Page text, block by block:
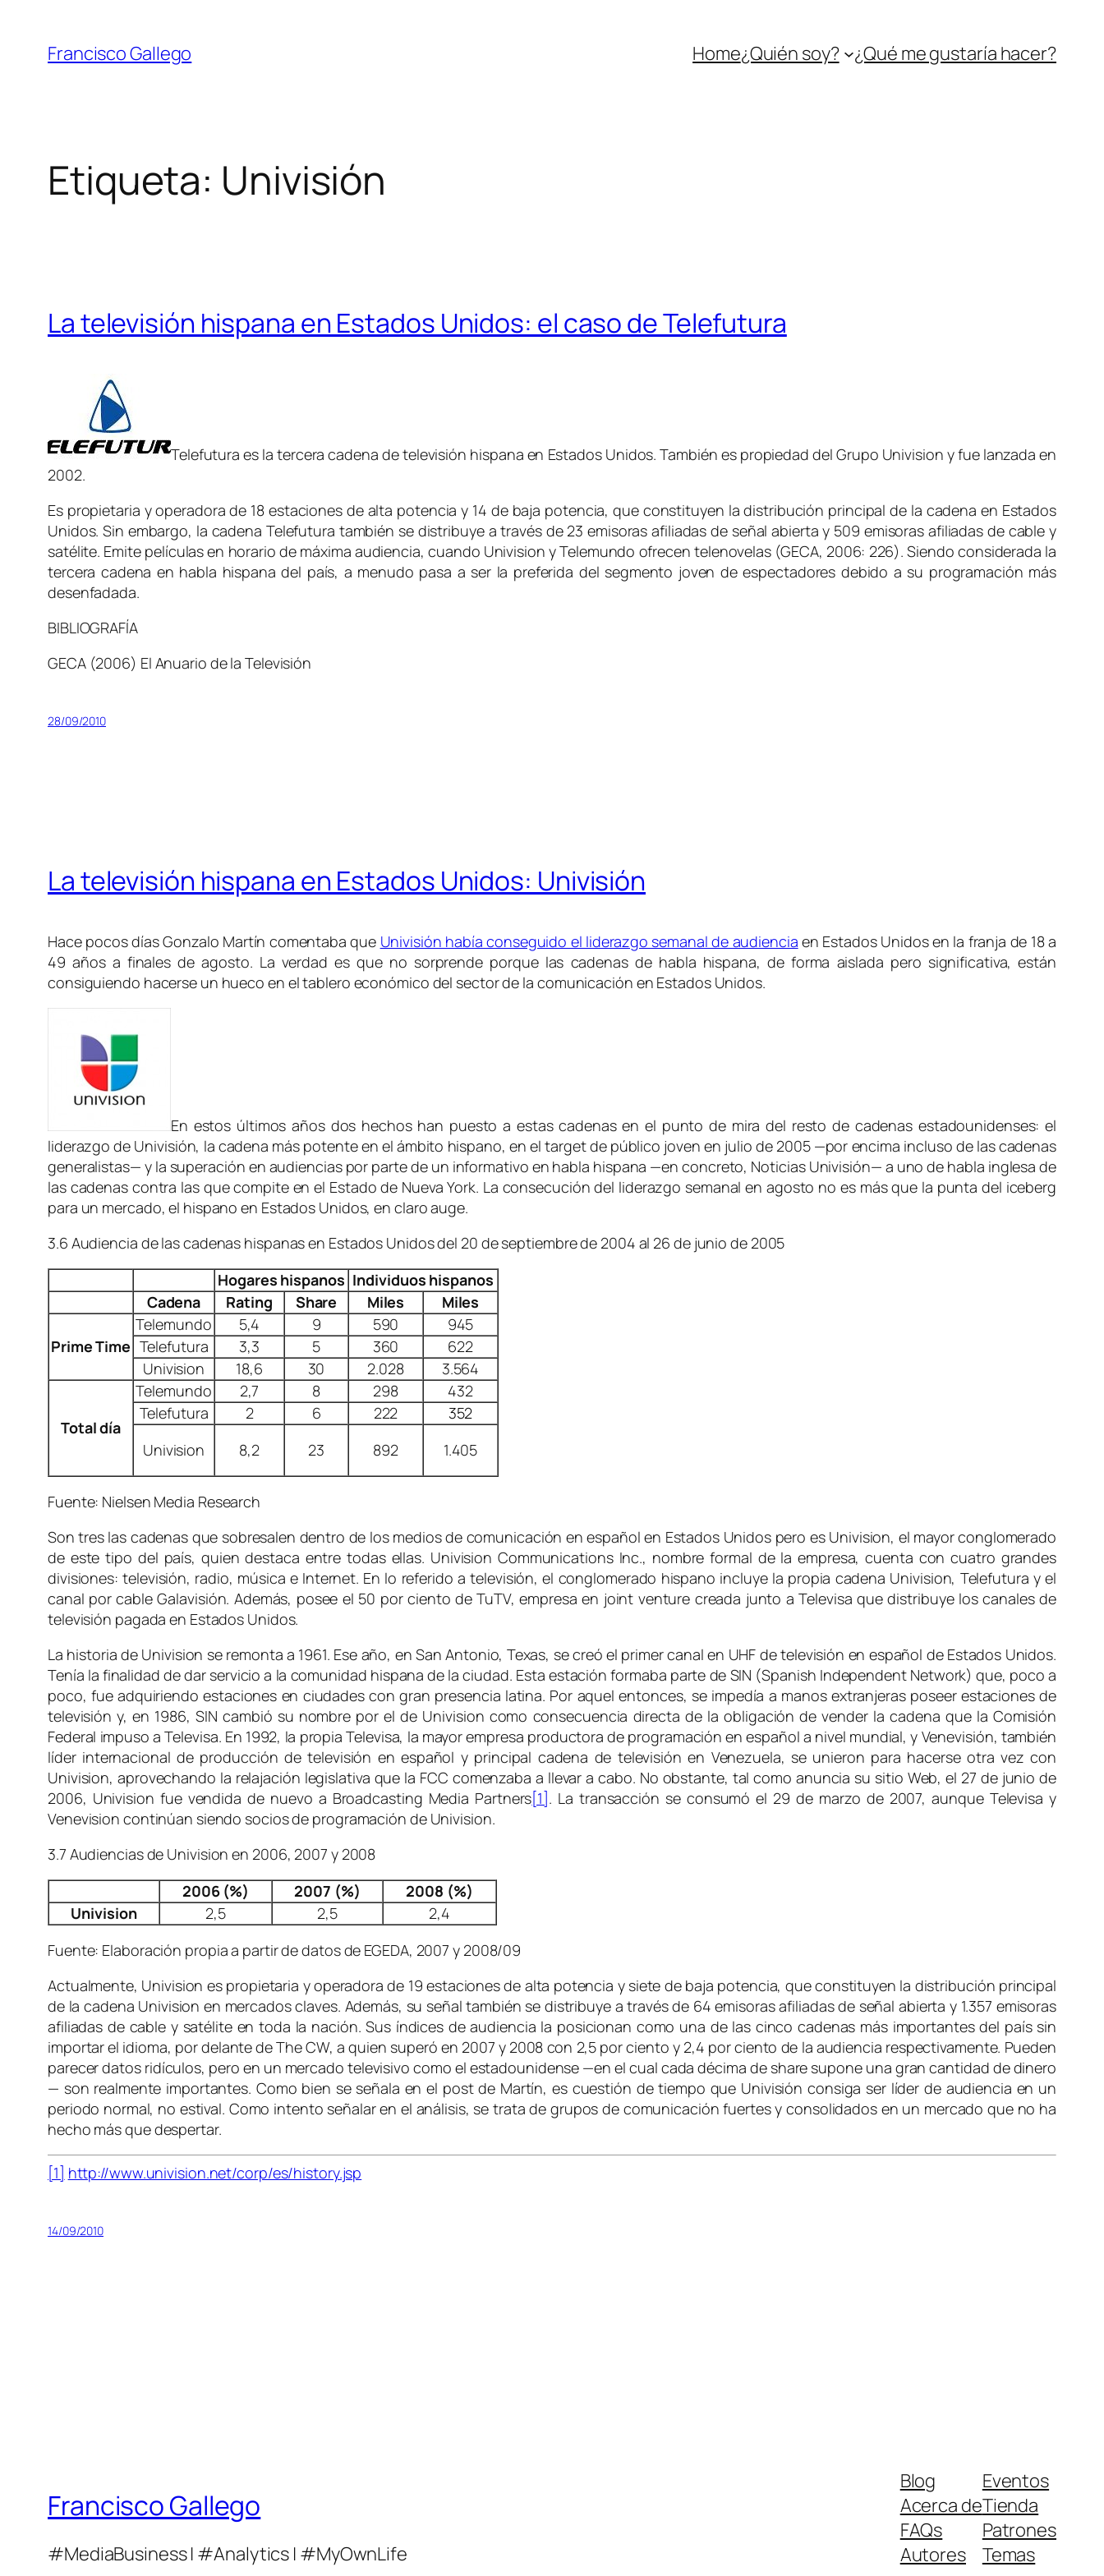
contenido
Francisco Gallego Home¿Quién soy? ¿Qué me gustaría hacer?
Etiqueta: Univisión
La televisión hispana en Estados Unidos: el caso de Telefutura
Telefutura es la tercera cadena de televisión hispana en Estados Unidos. También es propiedad del Grupo Univision y fue lanzada en
2002.
Es propietaria y operadora de 18 estaciones de alta potencia y 14 de baja potencia, que constituyen la distribución principal de la cadena en Estados
Unidos. Sin embargo, la cadena Telefutura también se distribuye a través de 23 emisoras afiliadas de señal abierta y 509 emisoras afiliadas de cable y
satélite. Emite películas en horario de máxima audiencia, cuando Univision y Telemundo ofrecen telenovelas (GECA, 2006: 226). Siendo considerada la
tercera cadena en habla hispana del país, a menudo pasa a ser la preferida del segmento joven de espectadores debido a su programación más
desenfadada.
BIBLIOGRAFÍA
GECA (2006) El Anuario de la Televisión
28/09/2010
La televisión hispana en Estados Unidos: Univisión
Hace pocos días Gonzalo Martín comentaba que Univisión había conseguido el liderazgo semanal de audiencia en Estados Unidos en la franja de 18 a
49 años a finales de agosto. La verdad es que no sorprende porque las cadenas de habla hispana, de forma aislada pero significativa, están
consiguiendo hacerse un hueco en el tablero económico del sector de la comunicación en Estados Unidos.
En estos últimos años dos hechos han puesto a estas cadenas en el punto de mira del resto de cadenas estadounidenses: el
liderazgo de Univisión, la cadena más potente en el ámbito hispano, en eltargetde público joven en julio de 2005 —por encima incluso de las cadenas
generalistas— y la superación en audiencias por parte de un informativo en habla hispana —en concreto, Noticias Univisión— a uno de habla inglesa de
las cadenas contra las que compite en el Estado de Nueva York. La consecución del liderazgo semanal en agosto no es más que la punta del iceberg
para un mercado, el hispano en Estados Unidos, en claro auge.
3.6 Audiencia de las cadenas hispanas en Estados Unidos del 20 de septiembre de 2004 al 26 de junio de 2005
Hogares hispanos Individuos hispanos
Cadena
Rating Share Miles Miles
Prime Time
Telemundo 5,4 9 590
945
Telefutura
3,3 5 360
622
Univision
18,6 30 2.028 3.564
Total día
Telemundo 2,7 8 298
432
Telefutura
2 6 222
352
Univision
8,2 23 892 1.405
Fuente: Nielsen Media Research
Son tres las cadenas que sobresalen dentro de los medios de comunicación en español en Estados Unidos pero es Univision, el mayor conglomerado
de este tipo del país, quien destaca entre todas ellas. Univision Communications Inc., nombre formal de la empresa, cuenta con cuatro grandes
divisiones: televisión, radio, música e Internet. En lo referido a televisión, el conglomerado hispano incluye la propia cadena Univision, Telefutura y el
canal por cable Galavisión. Además, posee el 50 por ciento de TuTV, empresa en joint venture creada junto a Televisa que distribuye los canales de
televisión pagada en Estados Unidos.
La historia de Univision se remonta a 1961. Ese año, en San Antonio, Texas, se creó el primer canal en UHF de televisión en español de Estados Unidos.
Tenía la finalidad de dar servicio a la comunidad hispana de la ciudad. Esta estación formaba parte de SIN (Spanish Independent Network) que, poco a
poco, fue adquiriendo estaciones en ciudades con gran presencia latina. Por aquel entonces, se impedía a manos extranjeras poseer estaciones de
televisión y, en 1986, SIN cambió su nombre por el de Univision como consecuencia directa de la obligación de vender la cadena que la Comisión
Federal impuso a Televisa. En 1992, la propia Televisa, la mayor empresa productora de programación en español a nivel mundial, y Venevisión, también
líder internacional de producción de televisión en español y principal cadena de televisión en Venezuela, se unieron para hacerse otra vez con
Univision, aprovechando la relajación legislativa que la FCC comenzaba a llevar a cabo. No obstante, tal como anuncia su sitio Web, el 27 de junio de
2006, Univision fue vendida de nuevo a Broadcasting Media Partners[1]. La transacción se consumó el 29 de marzo de 2007, aunque Televisa y
Venevision continúan siendo socios de programación de Univision.
3.7 Audiencias de Univision en 2006, 2007 y 2008
2006 (%)
2007 (%)
2008 (%)
Univision
2,5 2,5
2,4
Fuente: Elaboración propia a partir de datos de EGEDA, 2007 y 2008/09
Actualmente, Univision es propietaria y operadora de 19 estaciones de alta potencia y siete de baja potencia, que constituyen la distribución principal
de la cadena Univision en mercados claves. Además, su señal también se distribuye a través de 64 emisoras afiliadas de señal abierta y 1.357 emisoras
afiliadas de cable y satélite en toda la nación. Sus índices de audiencia la posicionan como una de las cinco cadenas más importantes del país sin
importar el idioma, por delante de The CW, a quien superó en 2007 y 2008 con 2,5 por ciento y 2,4 por ciento de la audiencia respectivamente. Pueden
parecer datos ridículos, pero en un mercado televisivo como el estadounidense —en el cual cada décima de share supone una gran cantidad de dinero
— son realmente importantes. Como bien se señala en el post de Martín, es cuestión de tiempo que Univisión consiga ser líder de audiencia en un
periodo normal, no estival. Como intento señalar en el análisis, se trata de grupos de comunicación fuertes y consolidados en un mercado que no ha
hecho más que despertar.
[1] http://www.univision.net/corp/es/history.jsp
14/09/2010
Francisco Gallego
#MediaBusiness | #Analytics | #MyOwnLife
Blog
Acerca de
FAQs
Autores
Eventos
Tienda
Patrones
Temas